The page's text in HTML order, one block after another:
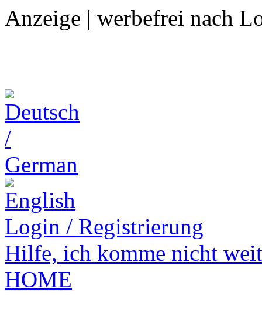
Anzeige | werbefrei nach
Login / Registrierung
Hilfe, ich komme nicht
HOME